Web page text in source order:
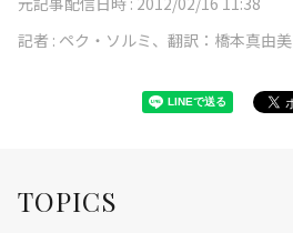
記者 : ペク・ソルミ、翻訳：橋本真由美
TOPICS